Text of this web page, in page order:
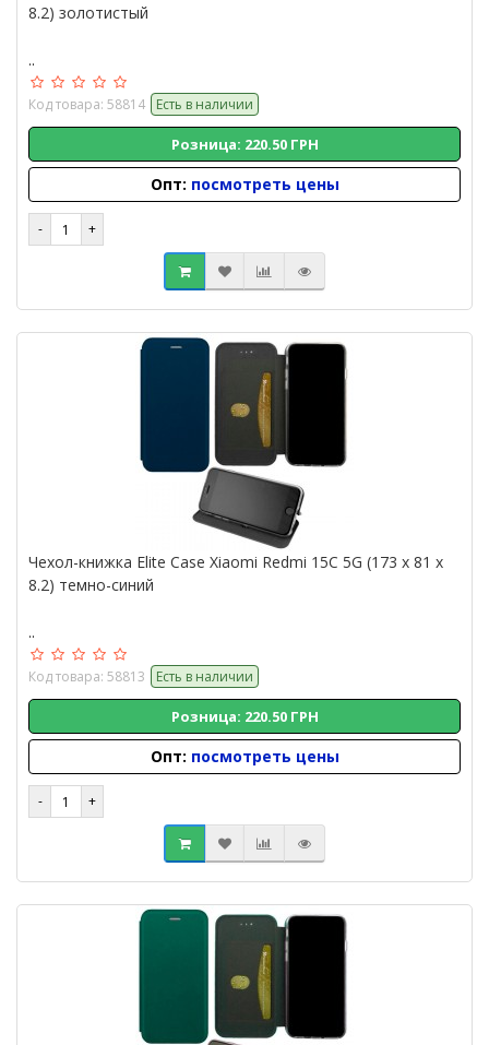
8.2) золотистый
..
Код товара: 58814 Есть в наличии
Розница: 220.50 ГРН
Опт: посмотреть цены
Чехол-книжка Elite Case Xiaomi Redmi 15C 5G (173 x 81 x
8.2) темно-синий
..
Код товара: 58813 Есть в наличии
Розница: 220.50 ГРН
Опт: посмотреть цены